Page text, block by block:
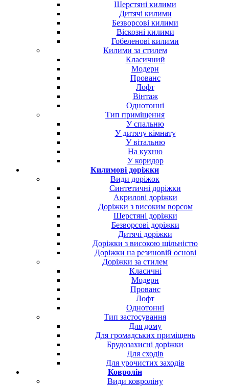
Шерстяні килими
Дитячі килими
Безворсові килими
Віскозні килими
Гобеленові килими
Килими за стилем
Класичний
Модерн
Прованс
Лофт
Вінтаж
Однотонні
Тип приміщення
У спальню
У дитячу кімнату
У вітальню
На кухню
У коридор
Килимові доріжки
Види доріжок
Синтетичні доріжки
Акрилові доріжки
Доріжки з високим ворсом
Шерстяні доріжки
Безворсові доріжки
Дитячі доріжки
Доріжки з високою щільністю
Доріжки на резиновій основі
Доріжки за стилем
Класичні
Модерн
Прованс
Лофт
Однотонні
Тип застосування
Для дому
Для громадських приміщень
Брудозахисні доріжки
Для сходів
Для урочистих заходів
Ковролін
Види ковроліну